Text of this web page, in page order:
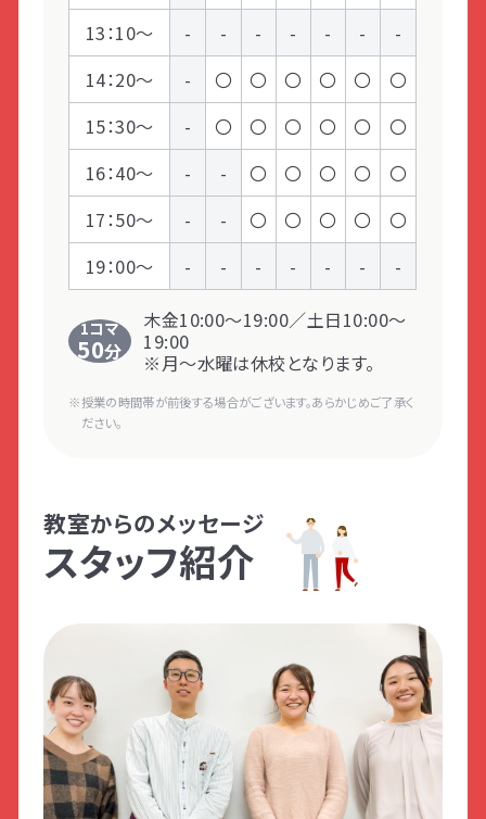
13：10～
- - - - - -
-
14：20～
- 〇 〇 〇 〇 〇
〇
15：30～
- 〇 〇 〇 〇 〇
〇
16：40～
- - 〇 〇 〇 〇
〇
17：50～
- - 〇 〇 〇 〇
〇
19：00～
- - - - - - -
1コマ
50分
木金10:00～19:00／土日10:00～
19:00
※月～水曜は休校となります。
授業の時間帯が前後する場合がございます。あらかじめご了承く
ださい。
教室からのメッセージ
スタッフ紹介